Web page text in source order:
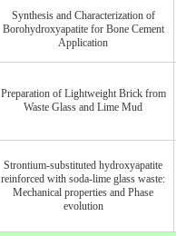
Synthesis and Characterization of
Borohydroxyapatite for Bone Cement
Application
Preparation of Lightweight Brick from
Waste Glass and Lime Mud
Strontium-substituted hydroxyapatite
reinforced with soda-lime glass waste:
Mechanical properties and Phase
evolution